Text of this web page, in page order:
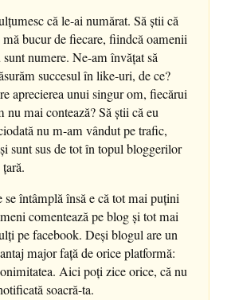
că le-ai numărat. Să știi că
mă bucur de fiecare, fiindcă oamenii
sunt numere. Ne-am învățat să
succesul în like-uri, de ce?
aprecierea unui singur om, fiecărui
nu mai contează? Să știi că eu
nu m-am vândut pe trafic,
sunt sus de tot în topul bloggerilor
se întâmplă însă e că tot mai puțini
comentează pe blog și tot mai
pe facebook. Deși blogul are un
major față de orice platformă:
Aici poți zice orice, că nu
soacră-ta.